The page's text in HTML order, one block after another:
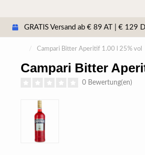
GRATIS Versand ab € 89 AT | € 129
/ Campari Bitter Aperitif 1.00 l 25% vol
Campari Bitter
0 Bewertung(en)